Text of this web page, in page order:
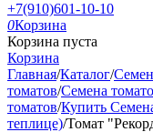
+7(910)601-10-10
0Корзина
Корзина пуста
Корзина
Главная/Каталог/
томатов/Семена
томатов/Купить
теплице)/Томат